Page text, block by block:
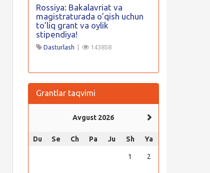
Rossiya: Bakalavriat va
magistraturada o’qish uchun
to’liq grant va oylik
stipendiya!
Dasturlash 143858
Grantlar taqvimi
Avgust 2026
Du Se Ch Pa Ju Sh Ya
1 2